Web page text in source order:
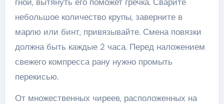
небольшое количество крупы, заверните в
марлю или бинт, привязывайте. Смена повязки
должна быть каждые 2 часа. Перед наложением
свежего компресса рану нужно промыть
перекисью.
От множественных чиреев, расположенных на